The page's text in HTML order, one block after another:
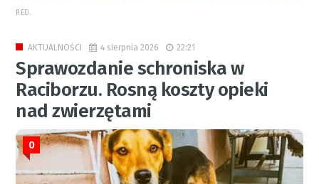
RED.
AKTUALNOŚCI 4 sierpnia 2026 22:21
Sprawozdanie schroniska w
Raciborzu. Rosną koszty opieki
nad zwierzętami
0